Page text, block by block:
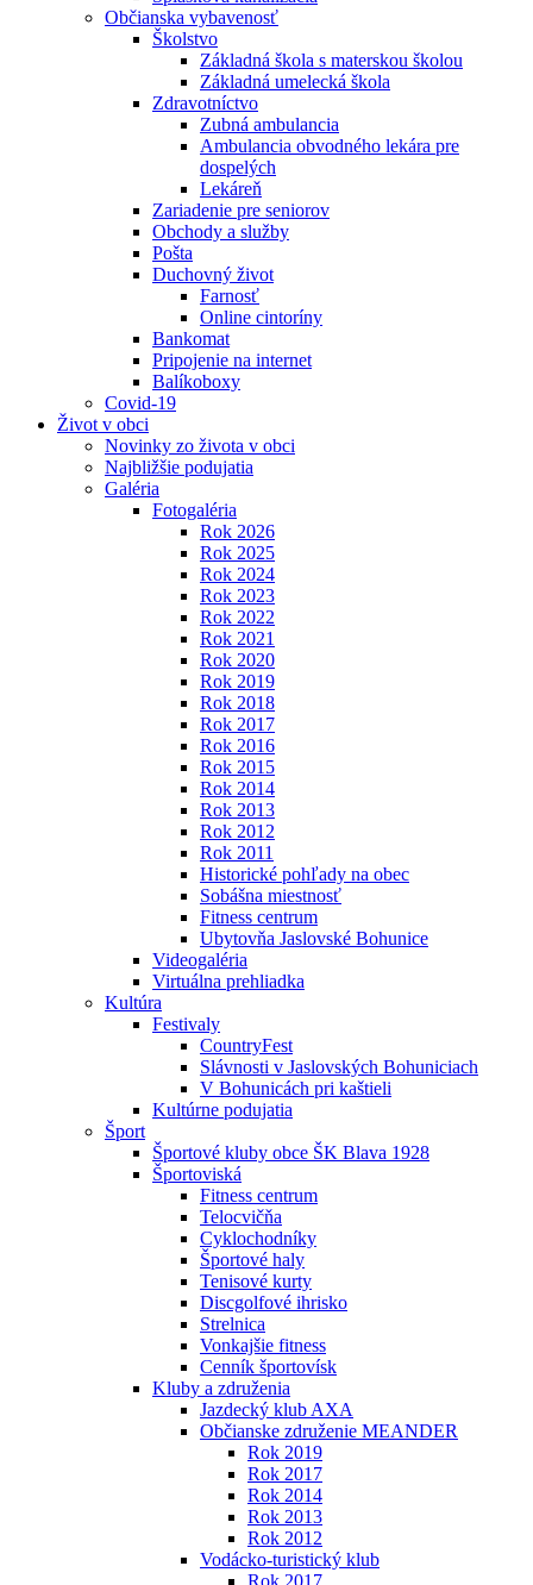
Občianska vybavenosť
Školstvo
Základná škola s materskou školou
Základná umelecká škola
Zdravotníctvo
Zubná ambulancia
Ambulancia obvodného lekára pre
dospelých
Lekáreň
Zariadenie pre seniorov
Obchody a služby
Pošta
Duchovný život
Farnosť
Online cintoríny
Bankomat
Pripojenie na internet
Balíkoboxy
Covid-19
Život v obci
Novinky zo života v obci
Najbližšie podujatia
Galéria
Fotogaléria
Rok 2026
Rok 2025
Rok 2024
Rok 2023
Rok 2022
Rok 2021
Rok 2020
Rok 2019
Rok 2018
Rok 2017
Rok 2016
Rok 2015
Rok 2014
Rok 2013
Rok 2012
Rok 2011
Historické pohľady na obec
Sobášna miestnosť
Fitness centrum
Ubytovňa Jaslovské Bohunice
Videogaléria
Virtuálna prehliadka
Kultúra
Festivaly
CountryFest
Slávnosti v Jaslovských Bohuniciach
V Bohunicách pri kaštieli
Kultúrne podujatia
Šport
Športové kluby obce ŠK Blava 1928
Športoviská
Fitness centrum
Telocvičňa
Cyklochodníky
Športové haly
Tenisové kurty
Discgolfové ihrisko
Strelnica
Vonkajšie fitness
Cenník športovísk
Kluby a združenia
Jazdecký klub AXA
Občianske združenie MEANDER
Rok 2019
Rok 2017
Rok 2014
Rok 2013
Rok 2012
Vodácko-turistický klub
Rok 2017